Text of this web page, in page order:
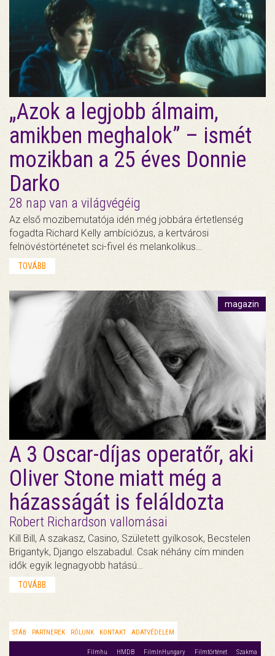
„Azok a legjobb álmaim,
amikben meghalok” – ismét
mozikban a 25 éves Donnie
Darko
28 nap van a világvégéig
Az első mozibemutatója idén még jobbára értetlenség
fogadta Richard Kelly ambíciózus, a kertvárosi
felnövéstörténetet sci-fivel és melankolikus…
TOVÁBB
magazin
A 3 Oscar-díjas operatőr, aki
Oliver Stone miatt még a
házasságát is feláldozta
Robert Richardson vallomásai
Kill Bill, A szakasz, Casino, Született gyilkosok, Becstelen
Brigantyk, Django elszabadul. Csak néhány cím minden
idők egyik legnagyobb hatású…
TOVÁBB
STÁB PARTNEREK RÓLUNK KONTAKT ADATVÉDELEM
Filmhu HMDB FilmInHungary Filmtörténet Szakma